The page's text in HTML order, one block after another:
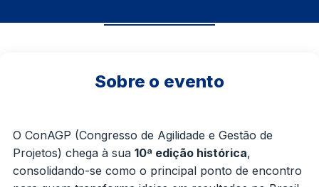
Sobre o evento
O ConAGP (Congresso de Agilidade e Gestão de
Projetos) chega à sua 10ª edição histórica,
consolidando-se como o principal ponto de encontro